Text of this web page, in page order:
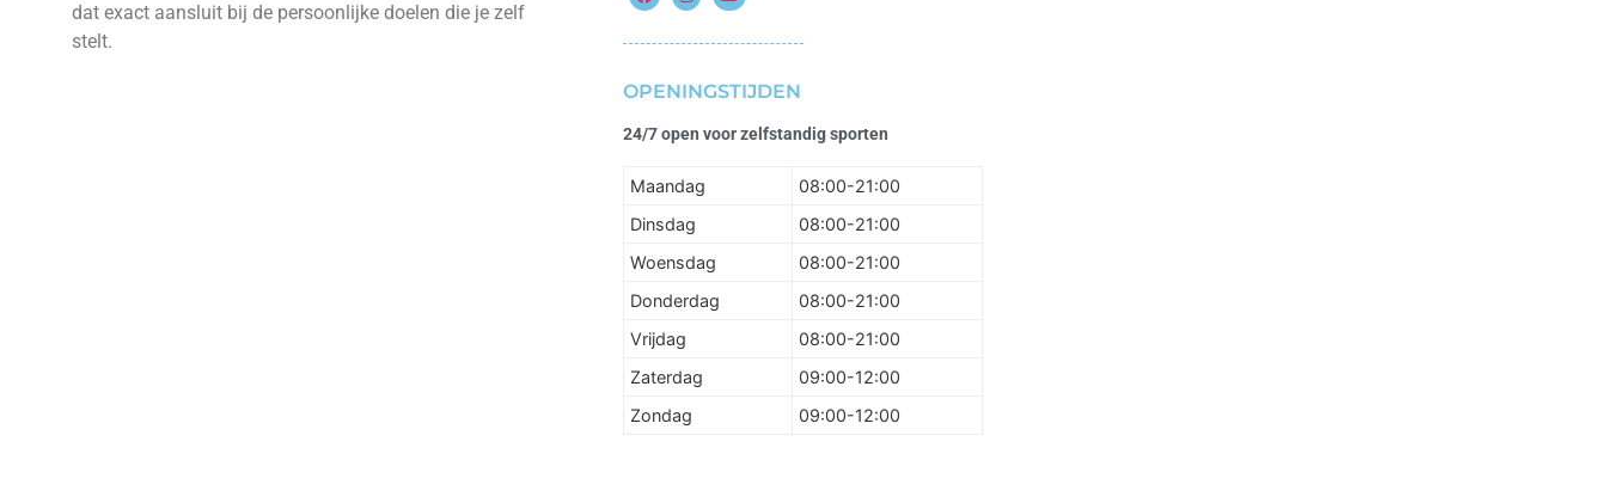
dat exact aansluit bij de persoonlijke doelen die je zelf
stelt.
OPENINGSTIJDEN
24/7 open voor zelfstandig sporten
Maandag
08:00-21:00
Dinsdag
08:00-21:00
Woensdag
08:00-21:00
Donderdag
08:00-21:00
Vrijdag
08:00-21:00
Zaterdag
09:00-12:00
Zondag
09:00-12:00